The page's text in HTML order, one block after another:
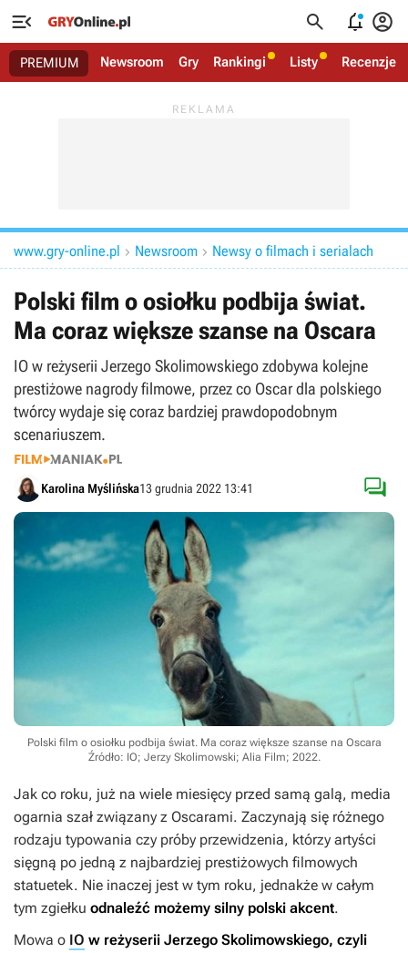
   
PREMIUM Newsroom Gry Rankingi Listy Recenzje
www.gry-online.pl  Newsroom  Newsy o filmach i serialach
Polski film o osiołku podbija świat.
Ma coraz większe szanse na Oscara
IO w reżyserii Jerzego Skolimowskiego zdobywa kolejne
prestiżowe nagrody filmowe, przez co Oscar dla polskiego
twórcy wydaje się coraz bardziej prawdopodobnym
scenariuszem.
Karolina Myślińska13 grudnia 2022 13:41 
Polski film o osiołku podbija świat. Ma coraz większe szanse na Oscara
Źródło: IO; Jerzy Skolimowski; Alia Film; 2022.
Jak co roku, już na wiele miesięcy przed samą galą, media
ogarnia szał związany z Oscarami. Zaczynają się różnego
rodzaju typowania czy próby przewidzenia, którzy artyści
sięgną po jedną z najbardziej prestiżowych filmowych
statuetek. Nie inaczej jest w tym roku, jednakże w całym
tym zgiełku odnaleźć możemy silny polski akcent.
Mowa o IO w reżyserii Jerzego Skolimowskiego, czyli